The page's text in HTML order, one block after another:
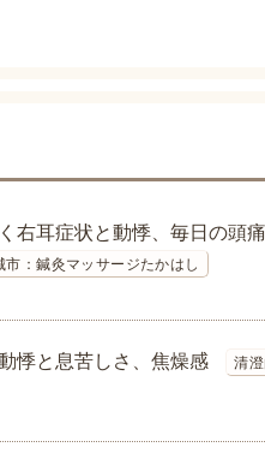
右耳症状と動悸、毎日の頭痛
：鍼灸マッサージたかはし
悸と息苦しさ、焦燥感 清